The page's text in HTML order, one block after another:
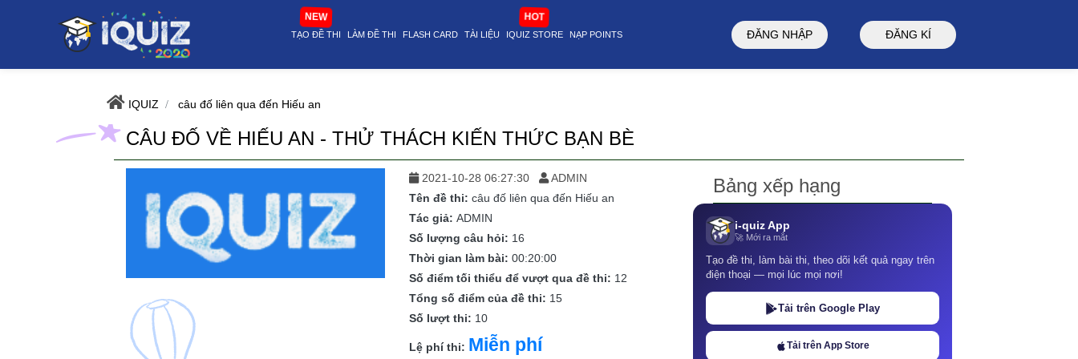
Câu Đố Về Hiếu An - Thử Thách Kiến Thức Bạn Bè | i-quiz.vn@stop article@stop
TẠO ĐỀ THI
NEW
LÀM ĐỀ THI FLASH CARD TÀI LIỆU IQUIZ STORE
HOT
NẠP POINTS ĐĂNG NHẬP ĐĂNG KÍ
IQUIZ câu đố liên qua đến Hiếu an
CÂU ĐỐ VỀ HIẾU AN - THỬ THÁCH KIẾN THỨC BẠN BÈ
2021-10-28 06:27:30
ADMIN
Tên đề thi:câu đố liên qua đến Hiếu an
Tác giả:ADMIN
Số lượng câu hỏi: 16
Thời gian làm bài:00:20:00
Số điểm tối thiểu để vượt qua đề thi: 12
Tổng số điểm của đề thi: 15
Số lượt thi: 10
Lệ phí thi: Miễn phí
Bảng xếp hạng
i-quiz App
🚀 Mới ra mắt
Tạo đề thi, làm bài thi, theo dõi kết quả ngay trên
điện thoại — mọi lúc mọi nơi!
Tải trên Google Play
Tải trên App Store